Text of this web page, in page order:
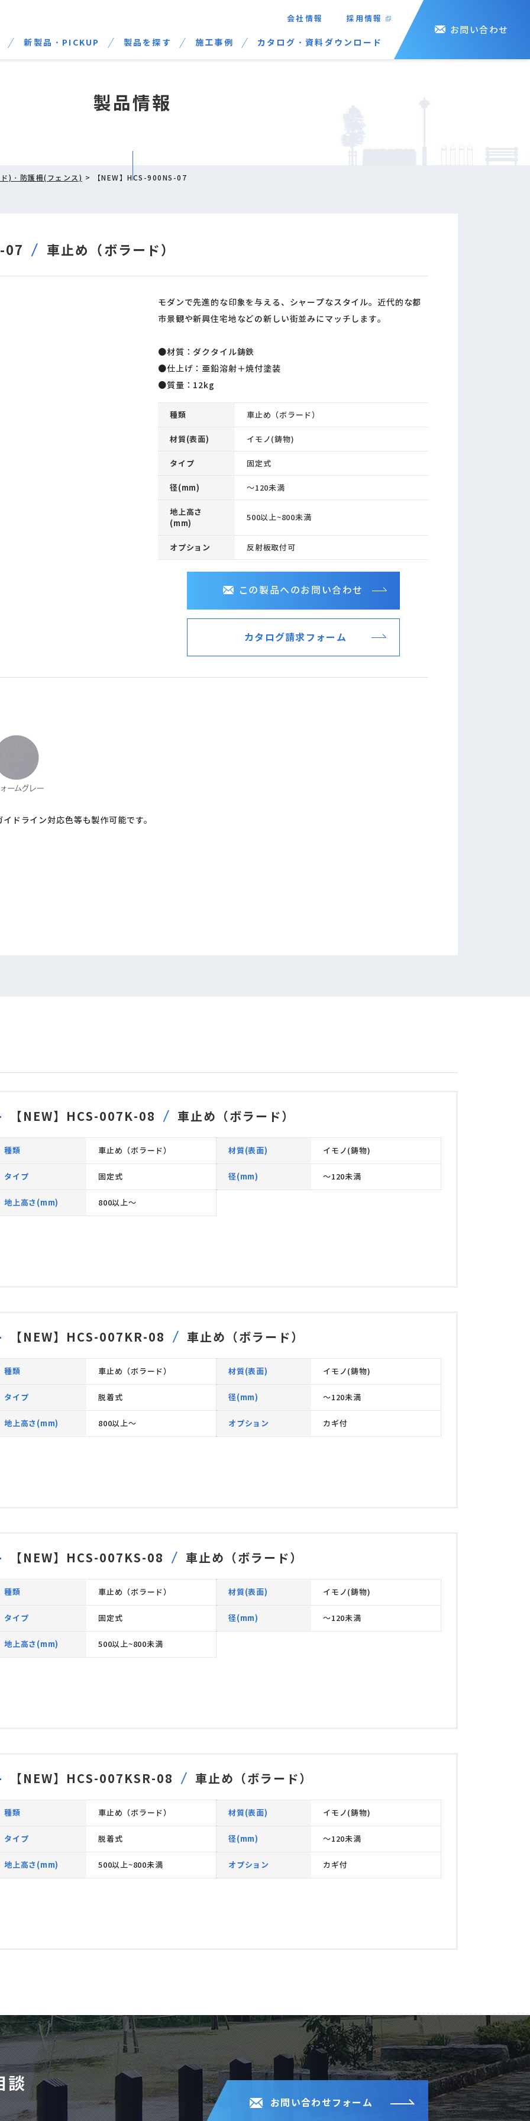
会社情報 採用情報
新製品・PICKUP 製品を探す 施工事例 カタログ・資料ダウンロード
お問い合わせ
製品情報
)・防護柵(フェンス) > 【NEW】HCS-900NS-07
07 車止め（ボラード）
モダンで先進的な印象を与える、シャープなスタイル。近代的な都
市景観や新興住宅地などの新しい街並みにマッチします。
●材質：ダクタイル鋳鉄
●仕上げ：亜鉛溶射＋焼付塗装
●質量：12kg
種類 車止め（ボラード）
材質(表面) イモノ(鋳物)
タイプ 固定式
径(mm) ～120未満
地上高さ
(mm)
500以上~800未満
オプション 反射板取付可
この製品へのお問い合わせ
カタログ請求フォーム
ドライン対応色等も製作可能です。
【NEW】HCS-007K-08 車止め（ボラード）
種類 車止め（ボラード） 材質(表面) イモノ(鋳物)
タイプ 固定式 径(mm) ～120未満
地上高さ(mm) 800以上～
【NEW】HCS-007KR-08 車止め（ボラード）
種類 車止め（ボラード） 材質(表面) イモノ(鋳物)
タイプ 脱着式 径(mm) ～120未満
地上高さ(mm) 800以上～ オプション カギ付
【NEW】HCS-007KS-08 車止め（ボラード）
種類 車止め（ボラード） 材質(表面) イモノ(鋳物)
タイプ 固定式 径(mm) ～120未満
地上高さ(mm) 500以上~800未満
【NEW】HCS-007KSR-08 車止め（ボラード）
種類 車止め（ボラード） 材質(表面) イモノ(鋳物)
タイプ 脱着式 径(mm) ～120未満
地上高さ(mm) 500以上~800未満 オプション カギ付
談
お問い合わせフォーム